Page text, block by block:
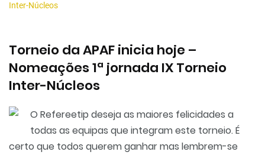
Inter-Núcleos
Torneio da APAF inicia hoje –
Nomeações 1ª jornada IX Torneio
Inter-Núcleos
O Refereetip deseja as maiores felicidades a
todas as equipas que integram este torneio. É
certo que todos querem ganhar mas lembrem-se